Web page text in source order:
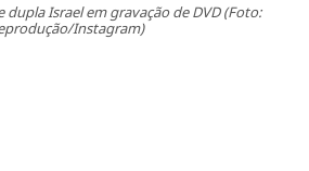
dupla Israel em gravação de DVD (Foto:
Instagram)